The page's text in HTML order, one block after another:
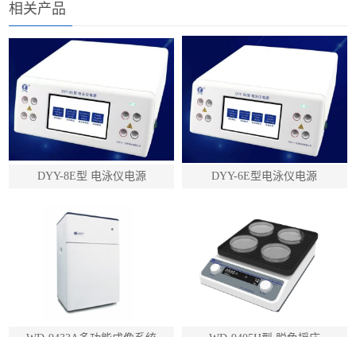
相关产品
DYY-8E型 电泳仪电源 DYY-6E型电泳仪电源